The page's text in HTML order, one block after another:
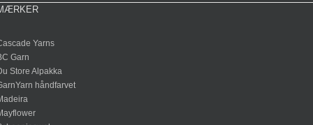
Yarns
Garn
Store Alpakka
håndfarvet